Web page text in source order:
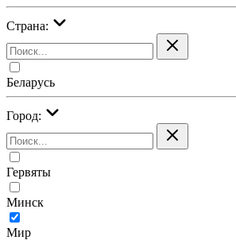
Страна:
Беларусь
Город:
Гервяты
Минск
Мир